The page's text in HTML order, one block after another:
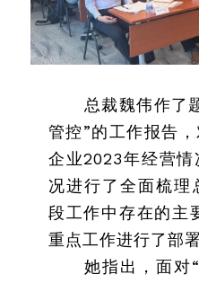
总裁魏伟作了
管控”的工作报告
企业2023年经营
况进行了全面梳理
段工作中存在的主
重点工作进行了部
她指出，面对